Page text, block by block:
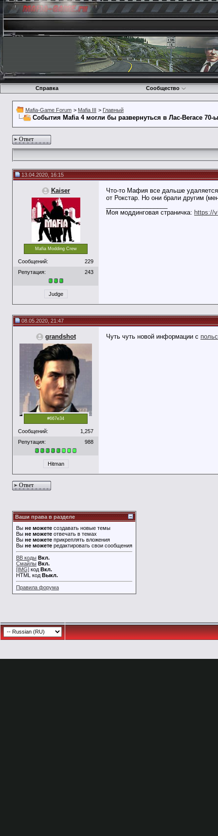
Справка Сообщество
Mafia-Game Forum > Mafia III > Главный
События Mafia 4 могли бы развернуться в Лас-Вегасе 70-
Ответ
13.04.2020, 16:15
Kaiser
Mafia Modding Crew
Сообщений:
229
Репутация:
243
Judge
Что-то Мафия все дальше
от Рокстар. Но они брали другим
Моя моддинговая страничка: https://
08.05.2020, 21:47
grandshot
#667e34
Сообщений:
1,257
Репутация:
988
Hitman
Чуть чуть новой информации с
Ответ
Ваши права в разделе
Вы не можете создавать новые темы
Вы не можете отвечать в темах
Вы не можете прикреплять вложения
Вы не можете редактировать свои сообщения
BB коды Вкл.
Смайлы Вкл.
[IMG] код Вкл.
HTML код Выкл.
Правила форума